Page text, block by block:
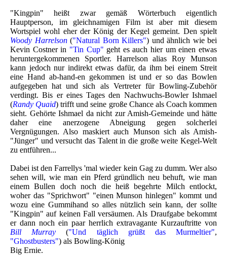
"Kingpin" heißt zwar gemäß Wörterbuch eigentlich
Hauptperson, im gleichnamigen Film ist aber mit diesem
Wortspiel wohl eher der König der Kegel gemeint. Den spielt
Woody Harrelson("Natural Born Killers") und ähnlich wie bei
Kevin Costner in "Tin Cup" geht es auch hier um einen etwas
heruntergekommenen Sportler. Harrelson alias Roy Munson
kann jedoch nur indirekt etwas dafür, da ihm bei einem Streit
eine Hand ab-hand-en gekommen ist und er so das Bowlen
aufgegeben hat und sich als Vertreter für Bowling-Zubehör
verdingt. Bis er eines Tages den Nachwuchs-Bowler Ishmael
(Randy Quaid) trifft und seine große Chance als Coach kommen
sieht. Gehörte Ishmael da nicht zur Amish-Gemeinde und hätte
daher eine anerzogene Abneigung gegen solcherlei
Vergnügungen. Also maskiert auch Munson sich als Amish-
"Jünger" und versucht das Talent in die große weite Kegel-Welt
zu entführen...
Dabei ist den Farrellys 'mal wieder kein Gag zu dumm. Wer also
sehen will, wie man ein Pferd gründlich neu behuft, wie man
einem Bullen doch noch die heiß begehrte Milch entlockt,
woher das "Sprichwort" "einen Munson hinlegen" kommt und
wozu eine Gummihand so alles nützlich sein kann, der sollte
"Kingpin" auf keinen Fall versäumen. Als Draufgabe bekommt
er dann noch ein paar herrlich extravagante Kurzauftritte von
Bill Murray ("Und täglich grüßt das Murmeltier",
"Ghostbusters") als Bowling-König
Big Ernie.